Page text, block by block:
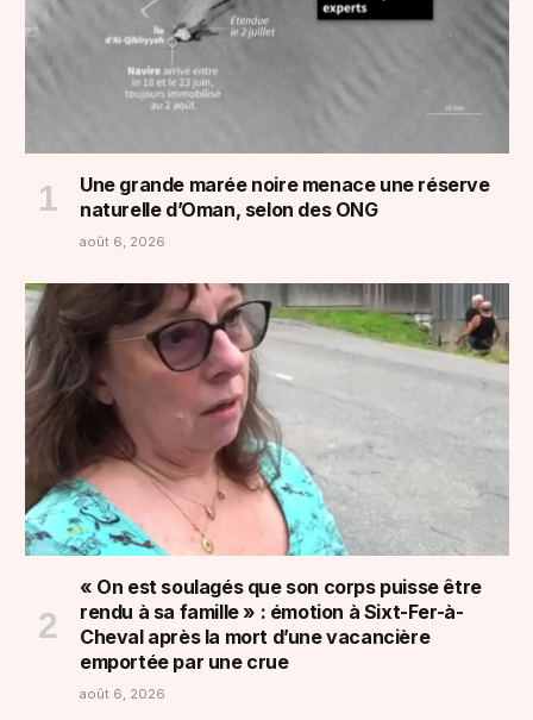
Une grande marée noire menace une réserve
naturelle d’Oman, selon des ONG
août 6, 2026
« On est soulagés que son corps puisse être
rendu à sa famille » : émotion à Sixt-Fer-à-
Cheval après la mort d’une vacancière
emportée par une crue
août 6, 2026